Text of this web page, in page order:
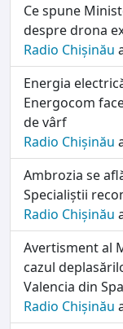
Ce spune
despre drona
Radio Chișinău
Energia
Energocom
de vârf
Radio Chișinău
Ambrozia se
Specialiștii
Radio Chișinău
Avertisment al
cazul
Valencia din
Radio Chișinău